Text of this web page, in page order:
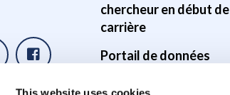
This website uses cookies
chercheur en début de
carrière
Portail de données